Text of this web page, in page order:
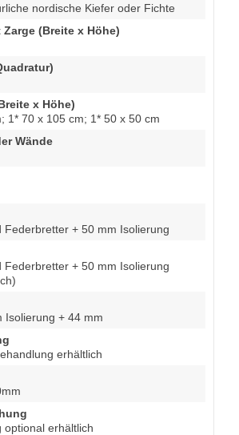
nordische Kiefer oder Fichte
(Breite x Höhe)
x Höhe)
1* 70 x 105 cm; 1* 50 x 50 cm
Wände
Federbretter + 50 mm Isolierung
Federbretter + 50 mm Isolierung
Isolierung + 44 mm
erhältlich
optional erhältlich